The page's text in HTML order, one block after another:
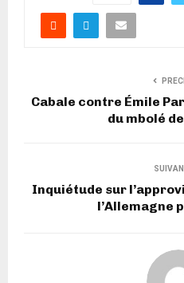
Cabale contre Émile
du mbolé
Inquiétude sur
l’Allemagne